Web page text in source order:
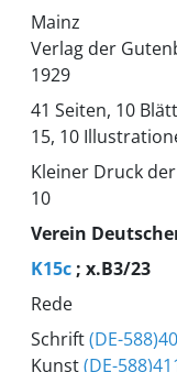
Mainz
Verlag der
1929
41 Seiten, 10
15, 10
Kleiner Druck
10
Verein
K15c; x.B3/23
Rede
Schrift(DE-
Kunst(DE-